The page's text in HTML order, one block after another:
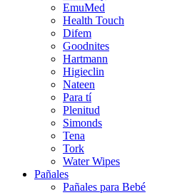
EmuMed
Health Touch
Difem
Goodnites
Hartmann
Higieclin
Nateen
Para tí
Plenitud
Simonds
Tena
Tork
Water Wipes
Pañales
Pañales para Bebé